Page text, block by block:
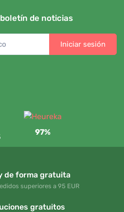
de noticias
Iniciar sesión
97%
de forma gratuita
superiores a 95 EUR
gratuitos